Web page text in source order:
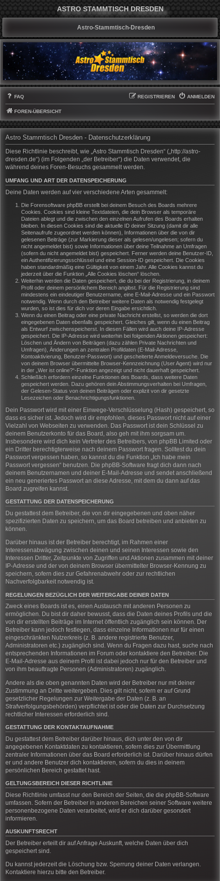
ASTRO STAMMTISCH DRESDEN
Astro-Stammtisch-Dresden
FAQ ANMELDEN
REGISTRIEREN
FOREN-ÜBERSICHT
Astro Stammtisch Dresden - Datenschutzerklärung
Diese Richtlinie beschreibt, wie „Astro Stammtisch Dresden“ („http://astro-
dresden.de“) (im Folgenden „der Betreiber“) die Daten verwendet, die
während deines Foren-Besuchs gesammelt werden.
UMFANG UND ART DER DATENSPEICHERUNG
Deine Daten werden auf vier verschiedene Arten gesammelt:
Die Forensoftware phpBB erstellt bei deinem Besuch des Boards mehrere
Cookies. Cookies sind kleine Textdateien, die dein Browser als temporäre
Dateien ablegt und die zwischen den einzelnen Aufrufen des Boards erhalten
bleiben. In diesen Cookies sind die aktuelle ID deiner Sitzung (damit dir alle
Seitenaufrufe zugeordnet werden können), Informationen über die von dir
gelesenen Beiträge (zur Markierung dieser als gelesen/ungelesen; sofern du
nicht angemeldet bist) sowie Informationen über deine Teilnahme an Umfragen
(sofern du nicht angemeldet bist) gespeichert. Ferner werden deine Benutzer-ID,
ein Authentifizierungsschlüssel und eine Session-ID gespeichert. Die Cookies
haben standardmäßig eine Gültigkeit von einem Jahr. Alle Cookies kannst du
jederzeit über die Funktion „Alle Cookies löschen“ löschen.
Weiterhin werden die Daten gespeichert, die du bei der Registrierung, in deinem
Profil oder deinem persönlichem Bereich angibst. Für die Registrierung sind
mindestens ein eindeutiger Benutzername, eine E-Mail-Adresse und ein Passwort
notwendig. Wenn durch den Betreiber weitere Daten als notwendig festgelegt
wurden, so ist dies für dich vor deren Eingabe ersichtlich.
Wenn du einen Beitrag oder eine private Nachricht erstellst, so werden die dort
eingegebenen Daten ebenfalls gespeichert. Gleiches gilt, wenn du einen Beitrag
als Entwurf zwischenspeicherst. In diesen Fällen wird auch deine IP-Adresse
gespeichert. Die IP-Adresse wird weiterhin bei folgenden Aktionen gespeichert:
Löschen und Ändern von Beiträgen (dazu zählen Private Nachrichten und
Umfragen), Änderungen an zentralen Profildaten (E-Mail-Adresse,
Kontoaktivierung, Benutzer-Passwort) und gescheiterte Anmeldeversuche. Die
von deinem Browser übermittelte Browser-Kennzeichnung (User Agent) wird nur
in der „Wer ist online?“-Funktion angezeigt und nicht dauerhaft gespeichert.
Schließlich erfordern einzelne Funktionen des Boards, dass weitere Daten
gespeichert werden. Dazu gehören dein Abstimmungsverhalten bei Umfragen,
der Gelesen-Status von deinen Beiträgen oder explizit von dir gesetzte
Lesezeichen oder Benachrichtigungsfunktionen.
Dein Passwort wird mit einer Einwege-Verschlüsselung (Hash) gespeichert, so
dass es sicher ist. Jedoch wird dir empfohlen, dieses Passwort nicht auf einer
Vielzahl von Webseiten zu verwenden. Das Passwort ist dein Schlüssel zu
deinem Benutzerkonto für das Board, also geh mit ihm sorgsam um.
Insbesondere wird dich kein Vertreter des Betreibers, von phpBB Limited oder
ein Dritter berechtigterweise nach deinem Passwort fragen. Solltest du dein
Passwort vergessen haben, so kannst du die Funktion „Ich habe mein
Passwort vergessen“ benutzen. Die phpBB-Software fragt dich dann nach
deinem Benutzernamen und deiner E-Mail-Adresse und sendet anschließend
ein neu generiertes Passwort an diese Adresse, mit dem du dann auf das
Board zugreifen kannst.
GESTATTUNG DER DATENSPEICHERUNG
Du gestattest dem Betreiber, die von dir eingegebenen und oben näher
spezifizierten Daten zu speichern, um das Board betreiben und anbieten zu
können.
Darüber hinaus ist der Betreiber berechtigt, im Rahmen einer
Interessenabwägung zwischen deinen und seinen Interessen sowie den
Interessen Dritter, Zeitpunkte von Zugriffen und Aktionen zusammen mit deiner
IP-Adresse und der von deinem Browser übermittelter Browser-Kennung zu
speichern, sofern dies zur Gefahrenabwehr oder zur rechtlichen
Nachverfolgbarkeit notwendig ist.
REGELUNGEN BEZÜGLICH DER WEITERGABE DEINER DATEN
Zweck eines Boards ist es, einen Austausch mit anderen Personen zu
ermöglichen. Du bist dir daher bewusst, dass die Daten deines Profils und die
von dir erstellten Beiträge im Internet öffentlich zugänglich sein können. Der
Betreiber kann jedoch festlegen, dass einzelne Informationen nur für einen
eingeschränkten Nutzerkreis (z. B. andere registrierte Benutzer,
Administratoren etc.) zugänglich sind. Wenn du Fragen dazu hast, suche nach
entsprechenden Informationen im Forum oder kontaktiere den Betreiber. Die
E-Mail-Adresse aus deinem Profil ist dabei jedoch nur für den Betreiber und
von ihm beauftragte Personen (Administratoren) zugänglich.
Andere als die oben genannten Daten wird der Betreiber nur mit deiner
Zustimmung an Dritte weitergeben. Dies gilt nicht, sofern er auf Grund
gesetzlicher Regelungen zur Weitergabe der Daten (z. B. an
Strafverfolgungsbehörden) verpflichtet ist oder die Daten zur Durchsetzung
rechtlicher Interessen erforderlich sind.
GESTATTUNG DER KONTAKTAUFNAHME
Du gestattest dem Betreiber darüber hinaus, dich unter den von dir
angegebenen Kontaktdaten zu kontaktieren, sofern dies zur Übermittlung
zentraler Informationen über das Board erforderlich ist. Darüber hinaus dürfen
er und andere Benutzer dich kontaktieren, sofern du dies in deinem
persönlichen Bereich gestattet hast.
GELTUNGSBEREICH DIESER RICHTLINIE
Diese Richtlinie umfasst nur den Bereich der Seiten, die die phpBB-Software
umfassen. Sofern der Betreiber in anderen Bereichen seiner Software weitere
personenbezogene Daten verarbeitet, wird er dich darüber gesondert
informieren.
AUSKUNFTSRECHT
Der Betreiber erteilt dir auf Anfrage Auskunft, welche Daten über dich
gespeichert sind.
Du kannst jederzeit die Löschung bzw. Sperrung deiner Daten verlangen.
Kontaktiere hierzu bitte den Betreiber.